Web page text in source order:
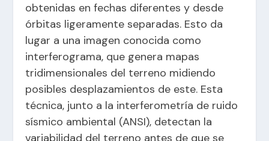
obtenidas en fechas diferentes y desde
órbitas ligeramente separadas. Esto da
lugar a una imagen conocida como
interferograma, que genera mapas
tridimensionales del terreno midiendo
posibles desplazamientos de este. Esta
técnica, junto a la interferometría de ruido
sísmico ambiental (ANSI), detectan la